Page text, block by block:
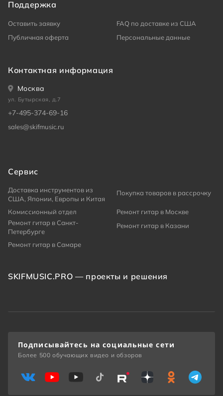
Поддержка
Оставить заявку
FAQ по доставке из США
Публичная оферта
Персональные данные
Контактная информация
Москва
ул. Бутырская, д.7
+7-495-374-69-16
sales@skifmusic.ru
Сервис
Доставка инструментов из
США, Японии, Европы и Китая
Покупка товаров в рассрочку
Комиссионный отдел
Ремонт гитар в Москве
Ремонт гитар в Санкт-
Петербурге
Ремонт гитар в Казани
Ремонт гитар в Самаре
SKIFMUSIC.PRO — проекты и решения
Подписывайтесь на социальные сети
Более 500 обучающих видео и обзоров